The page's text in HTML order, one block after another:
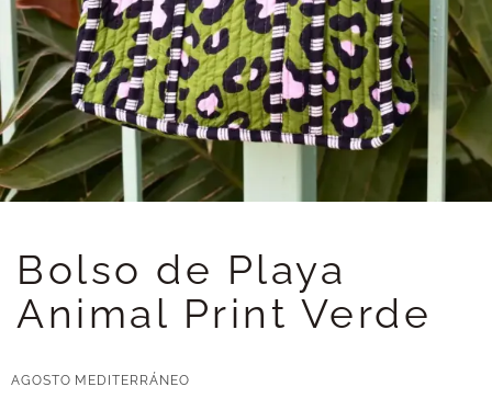
Bolso de Playa
Animal Print Verde
AGOSTO MEDITERRÁNEO